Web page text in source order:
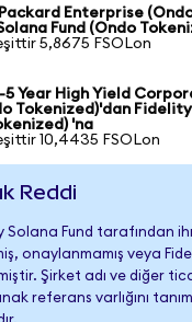
Enterprise
Fund (Ondo
5,8675 FSOLon
5 Year High Yield
Tokenized)'dan Fidelity
'na
10,4435 FSOLon
Reddi
Solana Fund tarafından
onaylanmamış veya
Şirket adı ve diğer
referans varlığını